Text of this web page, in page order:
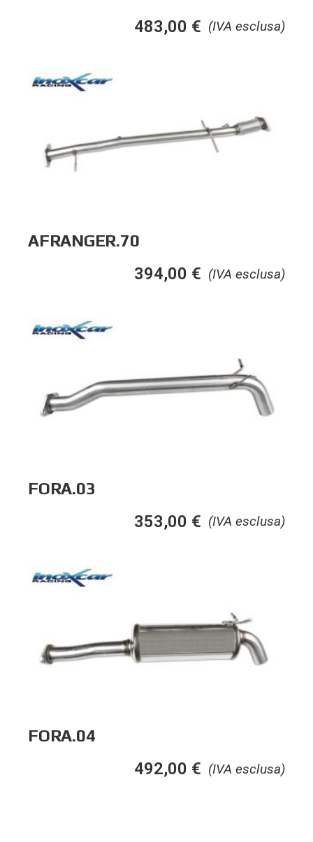
(IVA esclusa)
483,00 €
AFRANGER.70
(IVA esclusa)
394,00 €
FORA.03
(IVA esclusa)
353,00 €
FORA.04
(IVA esclusa)
492,00 €